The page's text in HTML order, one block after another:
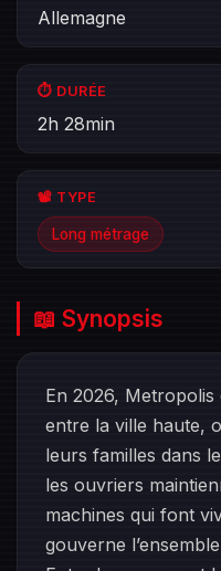
Allemagne
⏱️ DURÉE
2h 28min
📽️ TYPE
Long métrage
📖 Synopsis
En 2026, Metropolis
entre la ville haute,
leurs familles dans
les ouvriers
machines qui font
gouverne